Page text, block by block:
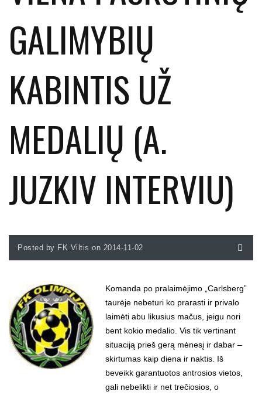
GALIMYBIŲ
KABINTIS UŽ
MEDALIŲ (A.
JUZKIV INTERVIU)
Posted by FK Viltis on 2014-11-02
Komanda po pralaimėjimo „Carlsberg”
taurėje nebeturi ko prarasti ir privalo
laimėti abu likusius mačus, jeigu nori
bent kokio medalio. Vis tik vertinant
situaciją prieš gerą mėnesį ir dabar –
skirtumas kaip diena ir naktis. Iš
beveikk garantuotos antrosios vietos,
gali nebelikti ir net trečiosios, o